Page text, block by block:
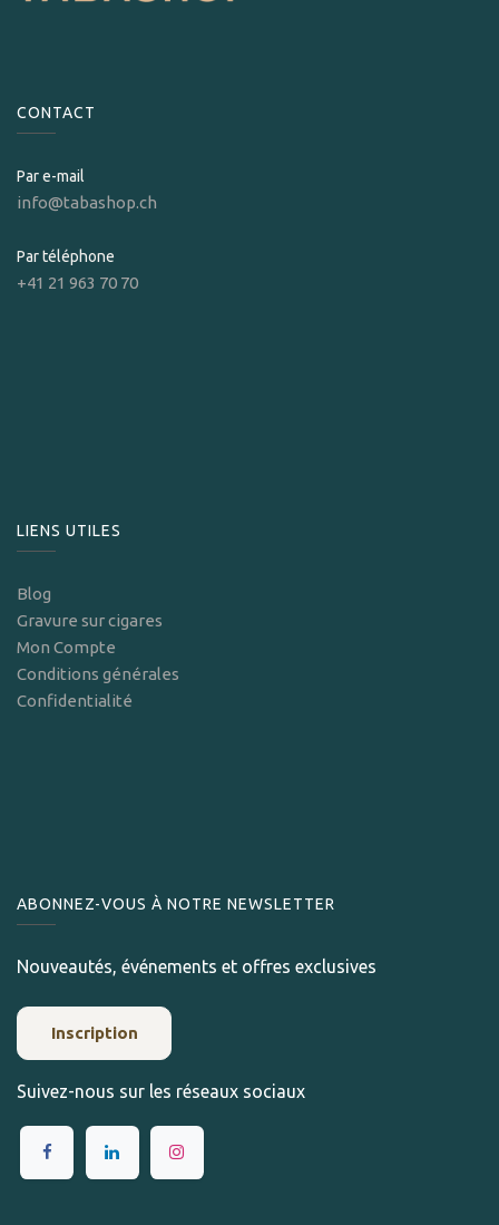
CONTACT
Par e-mail
info@tabashop.ch
Par téléphone
+41 21 963 70 70
LIENS UTILES
Blog
Gravure sur cigares
Mon Compte
Conditions générales
Confidentialité
ABONNEZ-VOUS À NOTRE NEWSLETTER
Nouveautés, événements et offres exclusives
Inscription
Suivez-nous sur les réseaux sociaux